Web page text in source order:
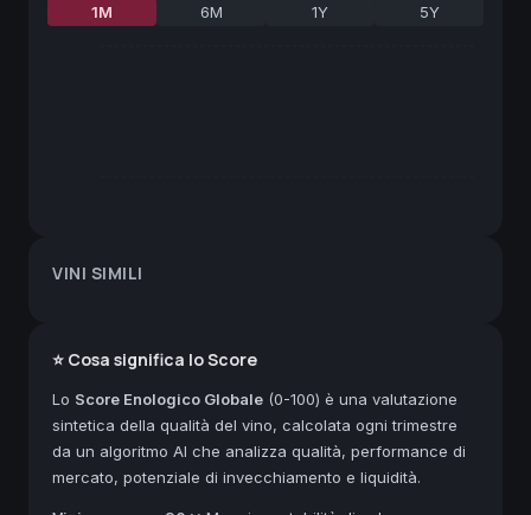
1M 6M 1Y 5Y
VINI SIMILI
⭐ Cosa significa lo Score
Lo Score Enologico Globale (0-100) è una valutazione
sintetica della qualità del vino, calcolata ogni trimestre
da un algoritmo AI che analizza qualità, performance di
mercato, potenziale di invecchiamento e liquidità.